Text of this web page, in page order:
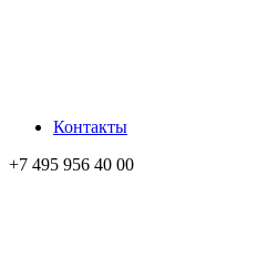
Контакты
+7 495 956 40 00